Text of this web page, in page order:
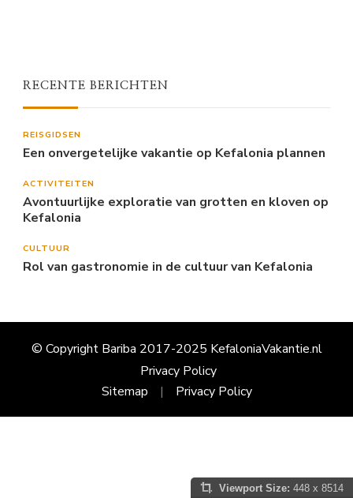
RECENTE BERICHTEN
REISGIDSEN
Een onvergetelijke vakantie op Kefalonia plannen
ACTIVITEITEN
Avontuurlijke exploratie van grotten en kloven op
Kefalonia
CULTUUR
Rol van gastronomie in de cultuur van Kefalonia
© Copyright Bariba 2017-2025 KefaloniaVakantie.nl
Privacy Policy
Sitemap
Privacy Policy
Viewport Size: 448 x 8514